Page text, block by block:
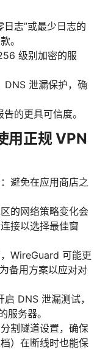
日志”或最少日志的
。
级别加密的服
泄漏保护，确
的更具可信度。
用正规 VPN
避免在应用商店之
的网络策略变化会
接以选择最佳窗
WireGuard 可能更
备用方案以应对对
DNS 泄漏测试，
服务器。
割隧道设置，确保
）在断线时也能保